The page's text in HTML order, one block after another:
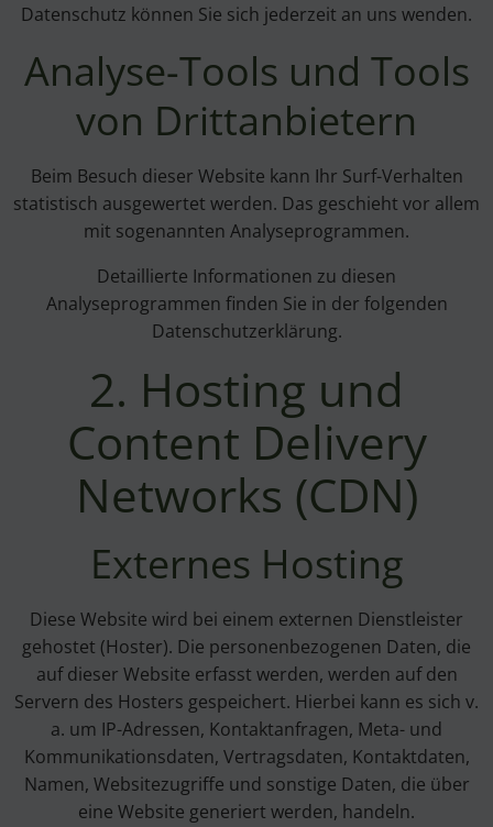
Datenschutz können Sie sich jederzeit an uns wenden.
Analyse-Tools und Tools
von Dritt­anbietern
Beim Besuch dieser Website kann Ihr Surf-Verhalten
statistisch ausgewertet werden. Das geschieht vor allem
mit sogenannten Analyseprogrammen.
Detaillierte Informationen zu diesen
Analyseprogrammen finden Sie in der folgenden
Datenschutzerklärung.
2. Hosting und
Content Delivery
Networks (CDN)
Externes Hosting
Diese Website wird bei einem externen Dienstleister
gehostet (Hoster). Die personenbezogenen Daten, die
auf dieser Website erfasst werden, werden auf den
Servern des Hosters gespeichert. Hierbei kann es sich v.
a. um IP-Adressen, Kontaktanfragen, Meta- und
Kommunikationsdaten, Vertragsdaten, Kontaktdaten,
Namen, Websitezugriffe und sonstige Daten, die über
eine Website generiert werden, handeln.